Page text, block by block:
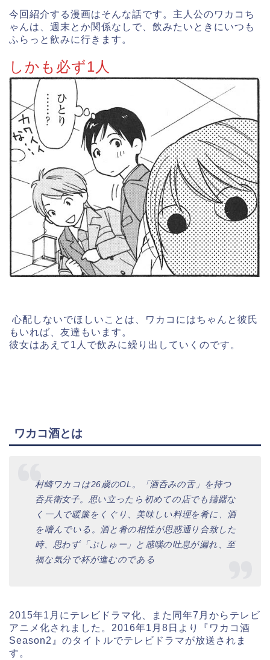
今回紹介する漫画はそんな話です。主人公のワカコち
ゃんは、週末とか関係なしで、飲みたいときにいつも
ふらっと飲みに行きます。
しかも必ず1人
心配しないでほしいことは、ワカコにはちゃんと彼氏
もいれば、友達もいます。
彼女はあえて1人で飲みに繰り出していくのです。
ワカコ酒とは
村崎ワカコは26歳のOL。「酒呑みの舌」を持つ
呑兵衛女子。思い立ったら初めての店でも躊躇な
く一人で暖簾をくぐり、美味しい料理を肴に、酒
を嗜んでいる。酒と肴の相性が思惑通り合致した
時、思わず「ぷしゅー」と感嘆の吐息が漏れ、至
福な気分で杯が進むのである
2015年1月にテレビドラマ化、また同年7月からテレビ
アニメ化されました。2016年1月8日より『ワカコ酒
Season2』のタイトルでテレビドラマが放送されま
す。